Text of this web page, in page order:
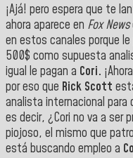
¡Ajá! pero espera que te
ahora aparece en Fox News
en estos canales porque
500$ como supuesta
igual le pagan a Cori.
por eso que Rick Scott
analista internacional para
es decir, ¿Cori no va a ser
piojoso, el mismo que
está buscando empleo a